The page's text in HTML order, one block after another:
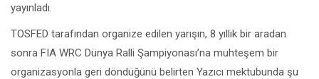
yayınladı.
TOSFED tarafından organize edilen yarışın, 8 yıllık bir aradan
sonra FIA WRC Dünya Ralli Şampiyonası’na muhteşem bir
organizasyonla geri döndüğünü belirten Yazıcı mektubunda şu